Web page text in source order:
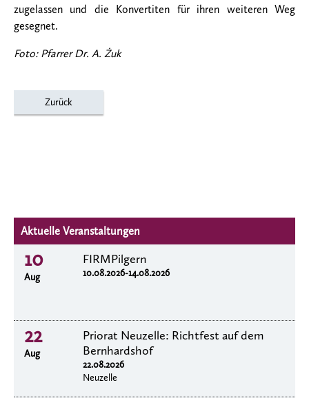
zugelassen und die Konvertiten für ihren weiteren Weg
gesegnet.
Foto: Pfarrer Dr. A. Żuk
Zurück
Aktuelle Veranstaltungen
10
Aug
FIRMPilgern
10.08.2026-14.08.2026
22
Aug
Priorat Neuzelle: Richtfest auf dem
Bernhardshof
22.08.2026
Neuzelle